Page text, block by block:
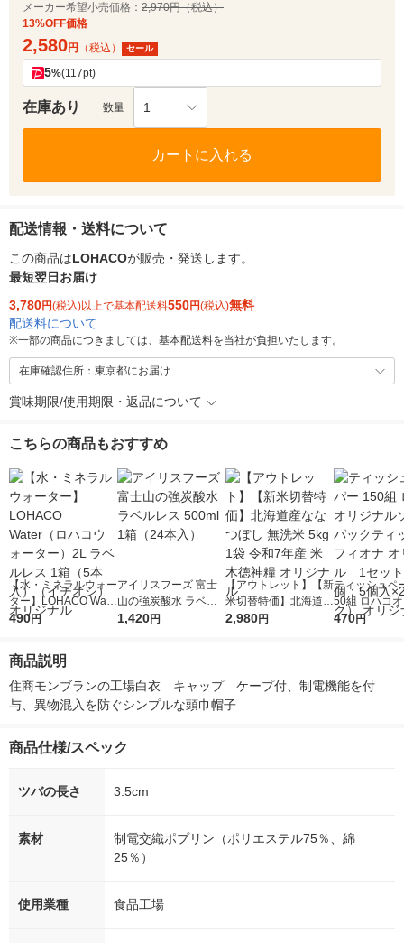
メーカー希望小売価格： 2,970円（税込）
13%OFF価格
2,580円 （税込） セール
5%(117pt)
在庫あり 数量 1
カートに入れる
配送情報・送料について
この商品はLOHACOが販売・発送します。
最短翌日お届け
3,780円(税込)以上で基本配送料550円(税込)無料
配送料について
※一部の商品につきましては、基本配送料を当社が負担いたします。
在庫確認住所：東京都にお届け
賞味期限/使用期限・返品について
こちらの商品もおすすめ
【水・ミネラルウォー
ター】LOHACO Wate
r（ロハコウォータ
シ） オリジナル
490円
アイリスフーズ 富士
山の強炭酸水 ラベル
レス 500ml 1箱（24
1,420円
【アウトレット】【新
米切替特価】北海道産
ななつぼし 無洗米 5k
2,980円
ティッシュペ
50組 ロハコ
ルソフトパッ
オリジナル
470円
商品説明
住商モンブランの工場白衣　キャップ　ケープ付、制電機能を付
与、異物混入を防ぐシンプルな頭巾帽子
商品仕様/スペック
ツバの長さ 3.5cm
素材
制電交織ポプリン（ポリエステル75％、綿
25％）
使用業種 食品工場